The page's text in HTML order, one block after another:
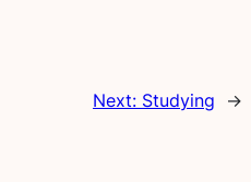
Next: Studying →